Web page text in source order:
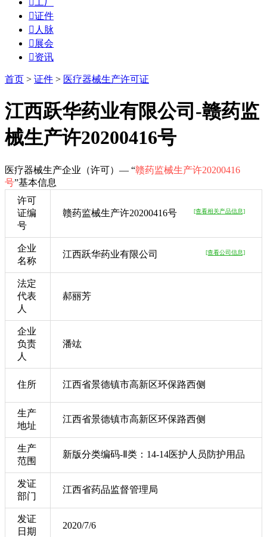
工厂
证件
 人脉
 展会
资讯
首页 > 证件 > 医疗器械生产许可证
江西跃华药业有限公司-赣药监
械生产许20200416号
医疗器械生产企业（许可）— “赣药监械生产许20200416
号”基本信息
许可
证编
号
赣药监械生产许20200416号 [查看相关产品信息]
企业
名称
江西跃华药业有限公司 [查看公司信息]
法定
代表
人
郝丽芳
企业
负责
人
潘竑
住所 江西省景德镇市高新区环保路西侧
生产
地址
江西省景德镇市高新区环保路西侧
生产
范围
新版分类编码-Ⅱ类：14-14医护人员防护用品
发证
部门
江西省药品监督管理局
发证
日期
2020/7/6